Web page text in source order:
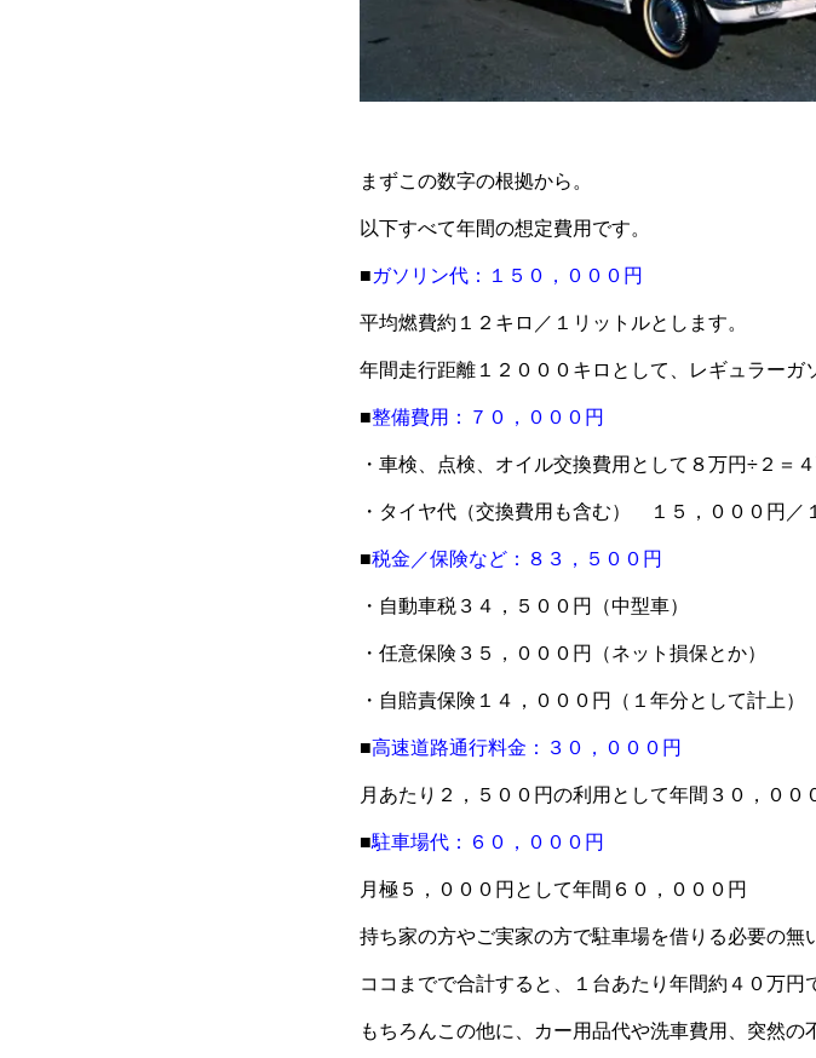
まずこの数字の根拠から。
以下すべて年間の想定費用です。
■ガソリン代：１５０，０００円
平均燃費約１２キロ／１リットルとします。
年間走行距離１２０００キロとして、レギュラーガ
■整備費用：７０，０００円
・車検、点検、オイル交換費用として８万円÷２＝
・タイヤ代（交換費用も含む） １５，０００円／
■税金／保険など：８３，５００円
・自動車税３４，５００円（中型車）
・任意保険３５，０００円（ネット損保とか）
・自賠責保険１４，０００円（１年分として計上）
■高速道路通行料金：３０，０００円
月あたり２，５００円の利用として年間３０，００
■駐車場代：６０，０００円
月極５，０００円として年間６０，０００円
持ち家の方やご実家の方で駐車場を借りる必要の無
ココまでで合計すると、１台あたり年間約４０万円
もちろんこの他に、カー用品代や洗車費用、突然